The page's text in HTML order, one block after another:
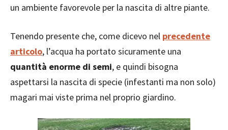
un ambiente favorevole per la nascita di altre piante.
Tenendo presente che, come dicevo nel precedente
articolo, l’acqua ha portato sicuramente una
quantità enorme di semi, e quindi bisogna
aspettarsi la nascita di specie (infestanti ma non solo)
magari mai viste prima nel proprio giardino.